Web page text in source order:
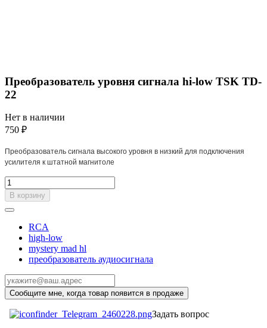
Преобразователь уровня сигнала hi-low TSK TD-
22
Нет в наличии
750 ₽
Преобразователь сигнала высокого уровня в низкий для подключения
усилителя к штатной магнитоле
В корзину
RCA
high-low
mystery mad hl
преобразователь аудиосигнала
Задать вопрос